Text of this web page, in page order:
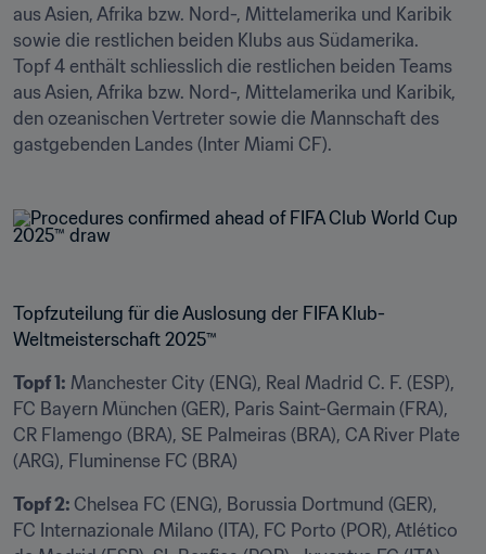
aus Asien, Afrika bzw. Nord-, Mittelamerika und Karibik
sowie die restlichen beiden Klubs aus Südamerika.
Topf 4 enthält schliesslich die restlichen beiden Teams
aus Asien, Afrika bzw. Nord-, Mittelamerika und Karibik,
den ozeanischen Vertreter sowie die Mannschaft des
gastgebenden Landes (Inter Miami CF).
Topfzuteilung für die Auslosung der FIFA Klub-
Weltmeisterschaft 2025™
Topf 1: Manchester City (ENG), Real Madrid C. F. (ESP),
FC Bayern München (GER), Paris Saint-Germain (FRA),
CR Flamengo (BRA), SE Palmeiras (BRA), CA River Plate
(ARG), Fluminense FC (BRA)
Topf 2: Chelsea FC (ENG), Borussia Dortmund (GER),
FC Internazionale Milano (ITA), FC Porto (POR), Atlético